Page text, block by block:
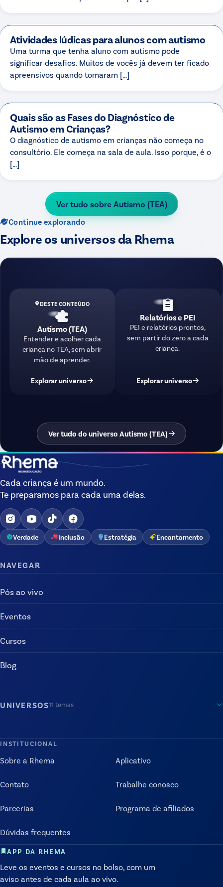
Atividades lúdicas para alunos com autismo
Uma turma que tenha aluno com autismo pode
significar desafios. Muitos de vocês já devem ter ficado
apreensivos quando tomaram […]
Quais são as Fases do Diagnóstico de
Autismo em Crianças?
O diagnóstico de autismo em crianças não começa no
consultório. Ele começa na sala de aula. Isso porque, é o
[…]
Ver tudo sobre Autismo (TEA)
Continue explorando
Explore os universos da Rhema
DESTE CONTEÚDO
Autismo (TEA)
Entender e acolher cada
criança no TEA, sem abrir
mão de aprender.
Explorar universo
Relatórios e PEI
PEI e relatórios prontos,
sem partir do zero a cada
criança.
Explorar universo
Ver tudo do universo Autismo (TEA)
Cada criança é um mundo.
Te preparamos para cada uma delas.
Verdade Inclusão Estratégia Encantamento
NAVEGAR
Pós ao vivo
Eventos
Cursos
Blog
UNIVERSOS11 temas
INSTITUCIONAL
Sobre a Rhema Aplicativo
Contato Trabalhe conosco
Parcerias Programa de afiliados
Dúvidas frequentes
APP DA RHEMA
Leve os eventos e cursos no bolso, com um
aviso antes de cada aula ao vivo.